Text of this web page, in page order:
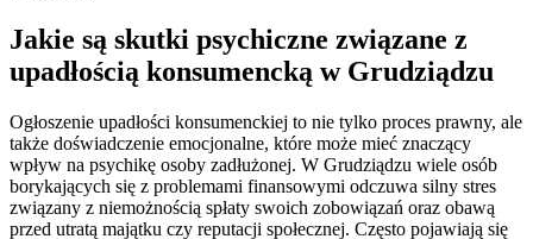
Jakie są skutki psychiczne związane z
upadłością konsumencką w Grudziądzu
Ogłoszenie upadłości konsumenckiej to nie tylko proces prawny, ale
także doświadczenie emocjonalne, które może mieć znaczący
wpływ na psychikę osoby zadłużonej. W Grudziądzu wiele osób
borykających się z problemami finansowymi odczuwa silny stres
związany z niemożnością spłaty swoich zobowiązań oraz obawą
przed utratą majątku czy reputacji społecznej. Często pojawiają się